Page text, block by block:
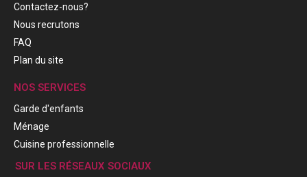
Contactez-nous?
Nous recrutons
FAQ
Plan du site
NOS SERVICES
Garde d'enfants
Ménage
Cuisine professionnelle
SUR LES RÉSEAUX SOCIAUX